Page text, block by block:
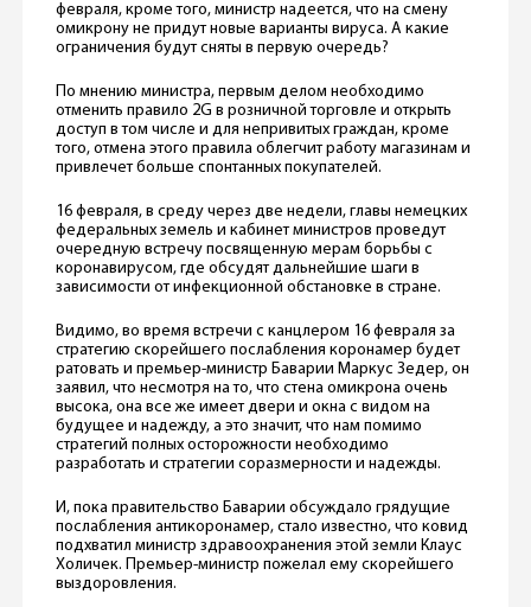
февраля, кроме того, министр надеется, что на смену
омикрону не придут новые варианты вируса. А какие
ограничения будут сняты в первую очередь?
По мнению министра, первым делом необходимо
отменить правило 2G в розничной торговле и открыть
доступ в том числе и для непривитых граждан, кроме
того, отмена этого правила облегчит работу магазинам и
привлечет больше спонтанных покупателей.
16 февраля, в среду через две недели, главы немецких
федеральных земель и кабинет министров проведут
очередную встречу посвященную мерам борьбы с
коронавирусом, где обсудят дальнейшие шаги в
зависимости от инфекционной обстановке в стране.
Видимо, во время встречи с канцлером 16 февраля за
стратегию скорейшего послабления коронамер будет
ратовать и премьер-министр Баварии Маркус Зедер, он
заявил, что несмотря на то, что стена омикрона очень
высока, она все же имеет двери и окна с видом на
будущее и надежду, а это значит, что нам помимо
стратегий полных осторожности необходимо
разработать и стратегии соразмерности и надежды.
И, пока правительство Баварии обсуждало грядущие
послабления антикоронамер, стало известно, что ковид
подхватил министр здравоохранения этой земли Клаус
Холичек. Премьер-министр пожелал ему скорейшего
выздоровления.